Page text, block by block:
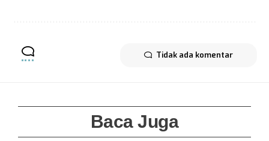
Tidak ada komentar
Baca Juga